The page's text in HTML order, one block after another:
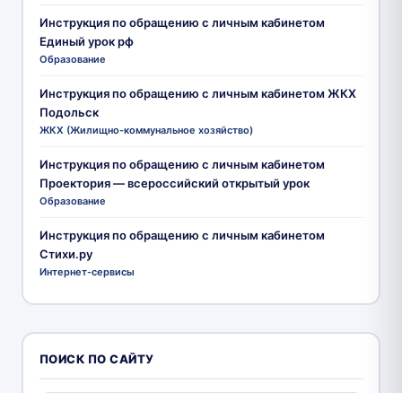
Инструкция по обращению с личным кабинетом
Единый урок рф
Образование
Инструкция по обращению с личным кабинетом ЖКХ
Подольск
ЖКХ (Жилищно-коммунальное хозяйство)
Инструкция по обращению с личным кабинетом
Проектория — всероссийский открытый урок
Образование
Инструкция по обращению с личным кабинетом
Стихи.ру
Интернет-сервисы
ПОИСК ПО САЙТУ